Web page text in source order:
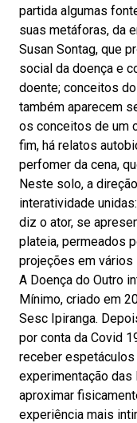
partida algumas
suas metáforas, da
Susan Sontag, que
social da doença e
doente; conceitos
também aparecem
os conceitos de um
fim, há relatos
perfomer da cena,
Neste solo, a
interatividade
diz o ator, se
plateia, permeados
projeções em vários
A Doença do Outro
Mínimo, criado em
Sesc Ipiranga.
por conta da Covid
receber
experimentação das
aproximar
experiência mais